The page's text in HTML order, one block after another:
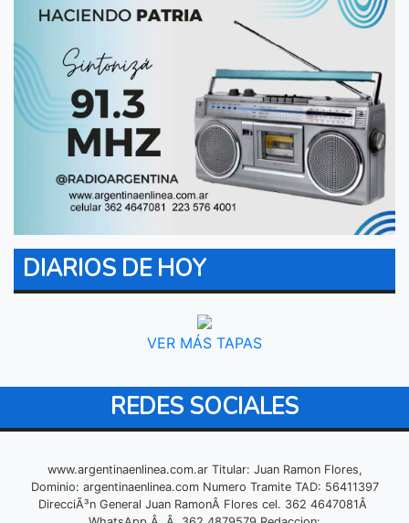
DIARIOS DE HOY
VER MÁS TAPAS
REDES SOCIALES
www.argentinaenlinea.com.ar Titular: Juan Ramon Flores,
Dominio: argentinaenlinea.com Numero Tramite TAD: 56411397
DirecciÃ³n General Juan RamonÂ Flores cel. 362 4647081Â